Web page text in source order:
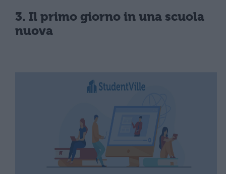
3. Il primo giorno in una scuola
nuova